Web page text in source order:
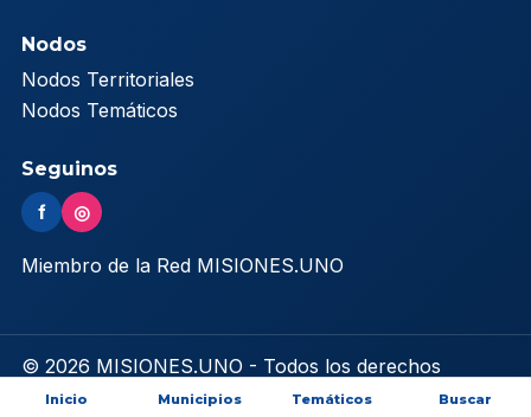
Nodos
Nodos Territoriales
Nodos Temáticos
Seguinos
f ◎
Miembro de la Red MISIONES.UNO
© 2026 MISIONES.UNO - Todos los derechos
reservados
Inicio Municipios Temáticos Buscar